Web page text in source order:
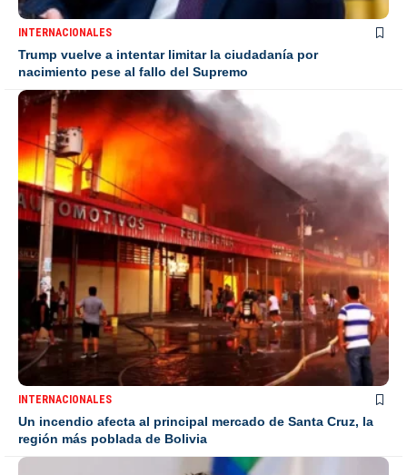
INTERNACIONALES
Trump vuelve a intentar limitar la ciudadanía por
nacimiento pese al fallo del Supremo
INTERNACIONALES
Un incendio afecta al principal mercado de Santa Cruz, la
región más poblada de Bolivia